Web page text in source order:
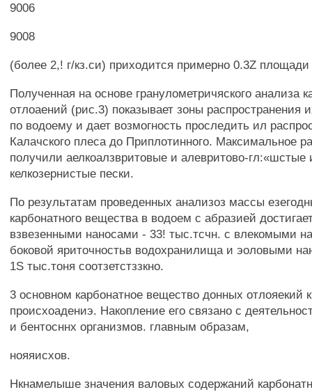
9006
9008
(более 2,! г/кз.си) приходится примерно 0.3Z
Полученная на основе гранулометричяского анализа
отлоаений (рис.3) показывает зоны распространения
по водоему и дает возмогность проследить ил
Калачского плеса до Приплотинного. Максимальное
получили аелкоалзвритовые и алевритово-гл:«шстые
келкозернистые пески.
По результатам проведенных анализоз массы
карбонатного вещества в водоем с абразией
взвезенными наносами - 33! тыс.тсчн. с влекомыми
боковой яриточностьв водохранилища и эоловыми
1S тыс.тоня соотзетстззкно.
3 основном карбонатное вещество донных отлояекий
происхоадениэ. Накопление его связано с
и бентосннх организмов. главным образам,
нояяисхов.
Нкнамелыше значения валовых содержаний